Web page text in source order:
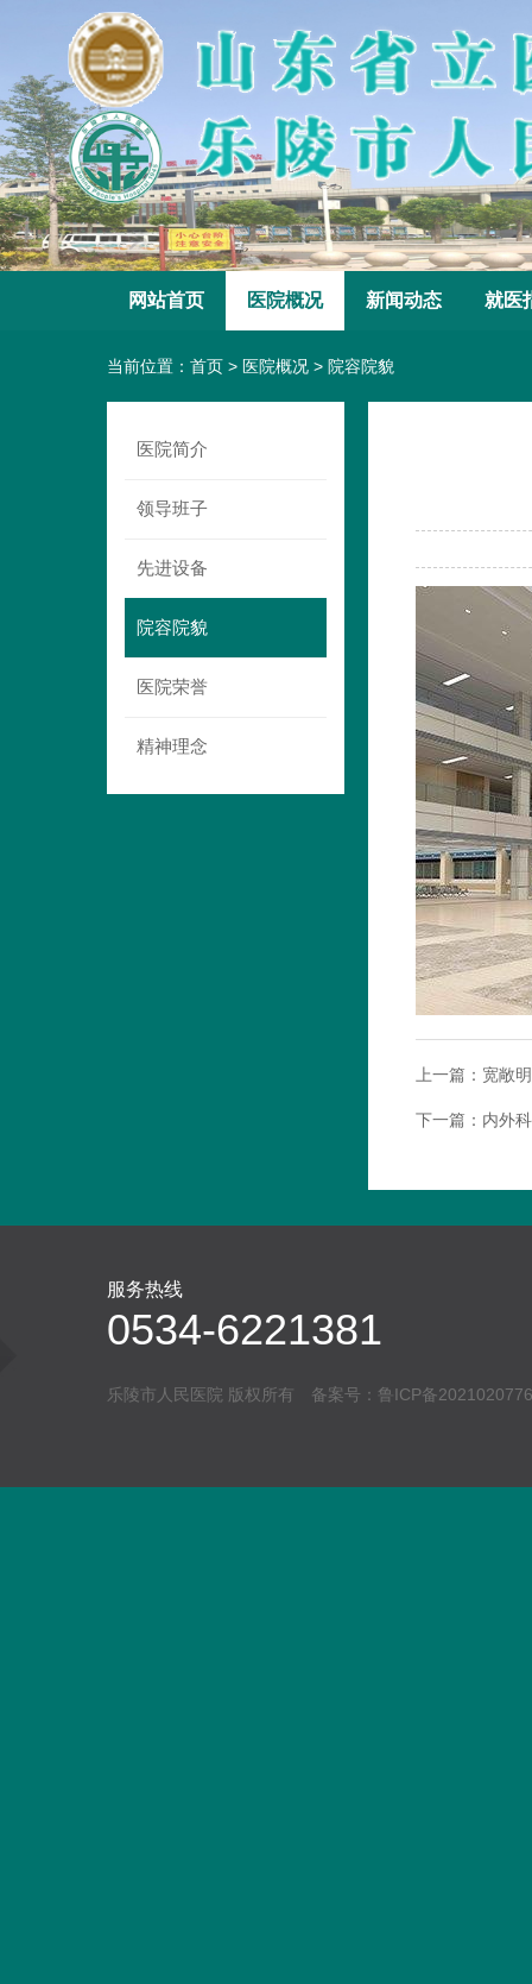
网站首页 医院概况 新闻动态 就医
当前位置： 首页 > 医院概况 > 院容院貌
医院简介
领导班子
先进设备
院容院貌
医院荣誉
精神理念
上一篇： 宽敞
下一篇： 内外
服务热线
0534-6221381
乐陵市人民医院 版权所有 备案号： 鲁ICP备